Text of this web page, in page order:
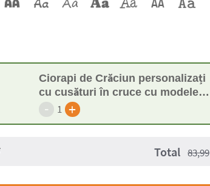
Ciorapi de Crăciun personalizați
cu cusături în cruce cu modele
de iarnă
- 1 +
Total 83,99